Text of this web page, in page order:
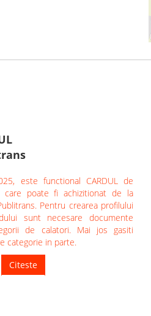
este functional CARDUL de
care poate fi achizitionat de la
Pentru crearea profilului
sunt necesare documente
de calatori. Mai jos gasiti
categorie in parte.
Citeste